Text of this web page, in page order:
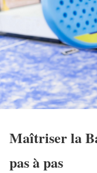
Maîtriser la
pas à pas